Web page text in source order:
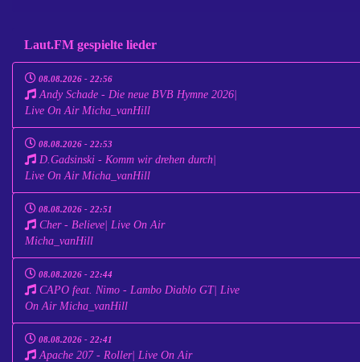
Laut.FM gespielte lieder
08.08.2026 - 22:56
Andy Schade - Die neue BVB Hymne 2026|
Live On Air Micha_vanHill
08.08.2026 - 22:53
D.Gadsinski - Komm wir drehen durch|
Live On Air Micha_vanHill
08.08.2026 - 22:51
Cher - Believe| Live On Air
Micha_vanHill
08.08.2026 - 22:44
CAPO feat. Nimo - Lambo Diablo GT| Live
On Air Micha_vanHill
08.08.2026 - 22:41
Apache 207 - Roller| Live On Air